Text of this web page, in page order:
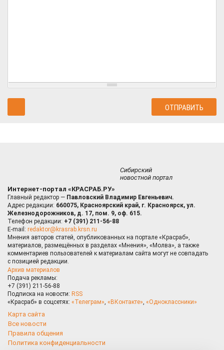
Сибирский
новостной портал
Интернет-портал «КРАСРАБ.РУ»
Главный редактор — Павловский Владимир Евгеньевич.
Адрес редакции: 660075, Красноярский край, г. Красноярск, ул.
Железнодорожников, д. 17, пом. 9, оф. 615.
Телефон редакции: +7 (391) 211-56-88
E-mail: redaktor@krasrab.krsn.ru
Мнения авторов статей, опубликованных на портале «Красраб»,
материалов, размещённых в разделах «Мнения», «Молва», а также
комментариев пользователей к материалам сайта могут не совпадать
с позицией редакции.
Архив материалов
Подача рекламы:
+7 (391) 211-56-88
Подписка на новости: RSS
«Красраб» в соцсетях: «Телеграм», «ВКонтакте», «Одноклассники»
Карта сайта
Все новости
Правила общения
Политика конфиденциальности